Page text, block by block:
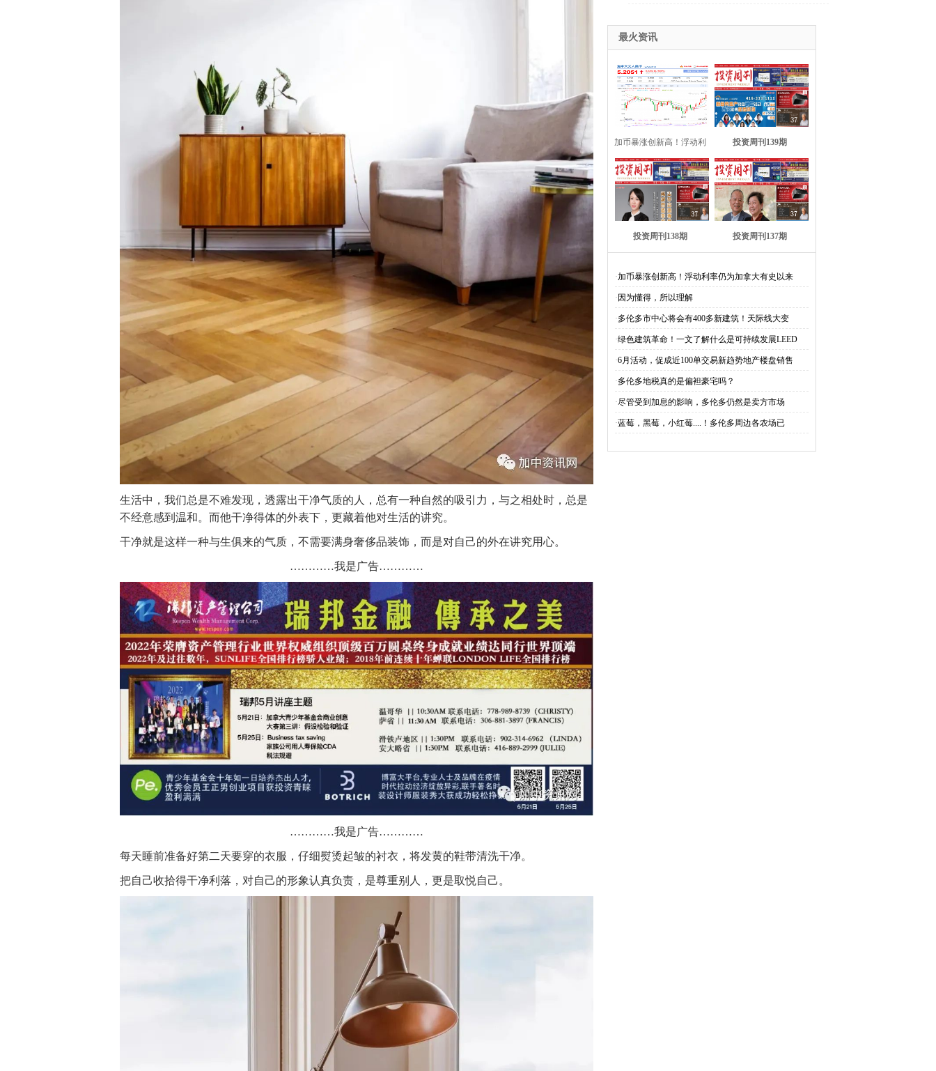
生活中，我们总是不难发现，透露出干净气质的人，总有一种自然的吸引力，与之相处时，总是
不经意感到温和。而他干净得体的外表下，更藏着他对生活的讲究。
干净就是这样一种与生俱来的气质，不需要满身奢侈品装饰，而是对自己的外在讲究用心。
…………我是广告…………
…………我是广告…………
每天睡前准备好第二天要穿的衣服，仔细熨烫起皱的衬衣，将发黄的鞋带清洗干净。
把自己收拾得干净利落，对自己的形象认真负责，是尊重别人，更是取悦自己。
最火资讯
加币暴涨创新高！浮动利
率仍为加拿大
投资周刊139期
投资周刊138期 投资周刊137期
·加币暴涨创新高！浮动利率仍为加拿大有史以来
· 因为懂得，所以理解
·多伦多市中心将会有400多新建筑！天际线大变
·绿色建筑革命！一文了解什么是可持续发展LEED
·6月活动，促成近100单交易新趋势地产楼盘销售
·多伦多地税真的是偏袒豪宅吗？
·尽管受到加息的影响，多伦多仍然是卖方市场
·蓝莓，黑莓，小红莓....！多伦多周边各农场已